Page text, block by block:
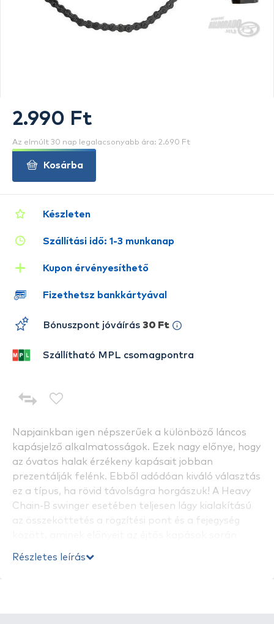
Napjainkban igen népszerűek a különböző láncos
kapásjelző alkalmatosságok. Ezek nagy előnye, hogy
az óvatos halak érzékeny kapásait jobban
prezentálják felénk. Ebből adódóan kiváló választás
ez a típus, ha rövid távolságra horgászuk! A Heavy
Chain-B swinger esetében teljesen lágy kialakítású
az összeköttetés a rögzítési pont és a fejegység
Részletes leírás
Készleten
Szállítási idő: 1-3 munkanap
Kupon érvényesíthető
Fizethetsz bankkártyával
Bónuszpont jóváírás 30 Ft
Szállítható MPL csomagpontra
2.990 Ft
Az elmúlt 30 nap legalacsonyabb ára: 2.690 Ft
Kosárba